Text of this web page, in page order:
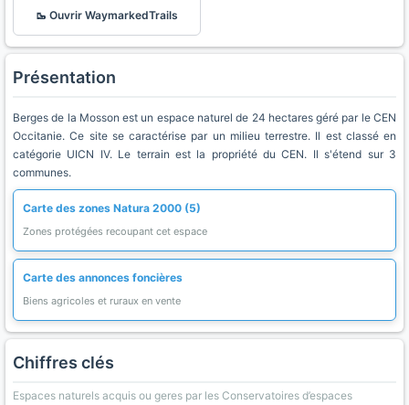
🥾 Ouvrir WaymarkedTrails
Présentation
Berges de la Mosson est un espace naturel de 24 hectares géré par le CEN
Occitanie. Ce site se caractérise par un milieu terrestre. Il est classé en
catégorie UICN IV. Le terrain est la propriété du CEN. Il s'étend sur 3
communes.
Carte des zones Natura 2000 (5)
Zones protégées recoupant cet espace
Carte des annonces foncières
Biens agricoles et ruraux en vente
Chiffres clés
Espaces naturels acquis ou geres par les Conservatoires d’espaces